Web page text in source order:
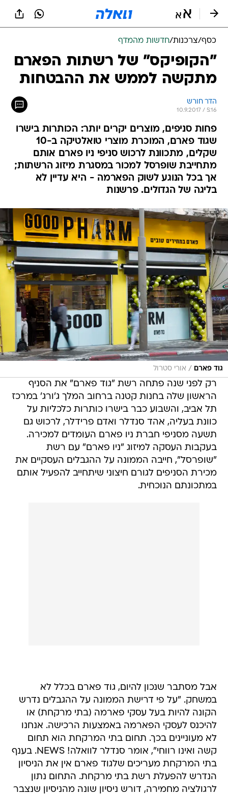
כסף/צרכנות/חדשות מהמדף
"הקופיקס" של רשתות הפארם
מתקשה לממש את ההבטחות
הדר חורש
10.9.2017 / 5:16
פחות סניפים, מוצרים יקרים יותר: הכותרות בישרו
שגוד פארם, המוכרת מוצרי טואלטיקה ב-10
שקלים, מתכוונת לרכוש סניפי ניו פארם אותם
מתחייבת שופרסל למכור במסגרת מיזוג הרשתות;
אך בכל הנוגע לשוק הפארמה - היא עדיין לא
בליגה של הגדולים. פרשנות
גוד פארם / אורי סטרול
רק לפני שנה פתחה רשת "גוד פארם" את הסניף
הראשון שלה בחנות קטנה ברחוב המלך ג'ורג' במרכז
תל אביב, והשבוע כבר בישרו כותרות כלכליות על
כוונת בעליה, אהד סנדלר ואדם פרידלר, לרכוש גם
תשעה מסניפי חברת ניו פארם העומדים למכירה.
בעקבות העסקה למיזוג "ניו פארם" עם רשת
"שופרסל", חייבה הממונה על ההגבלים העסקיים את
מכירת הסניפים לגורם חיצוני שיתחייב להפעיל אותם
במתכונתם הנוכחית.
אבל מסתבר שנכון להיום, גוד פארם בכלל לא
במשחק. "על פי דרישת הממונה על ההגבלים נדרש
הקונה להיות בעל עסקי פארמה (בתי מרקחת) או
להיכנס לעסקי הפארמה באמצעות הרכישה. אנחנו
לא מעוניינים בכך. תחום בתי המרקחת הוא תחום
קשה ואינו רווחי", אומר סנדלר לוואלה! NEWS. בענף
בתי המרקחת מעריכים שלגוד פארם אין את הניסיון
הנדרש להפעלת רשת בתי מרקחת. התחום נתון
לרגולציה מחמירה, דורש ניסיון שונה מהניסיון שנצבר